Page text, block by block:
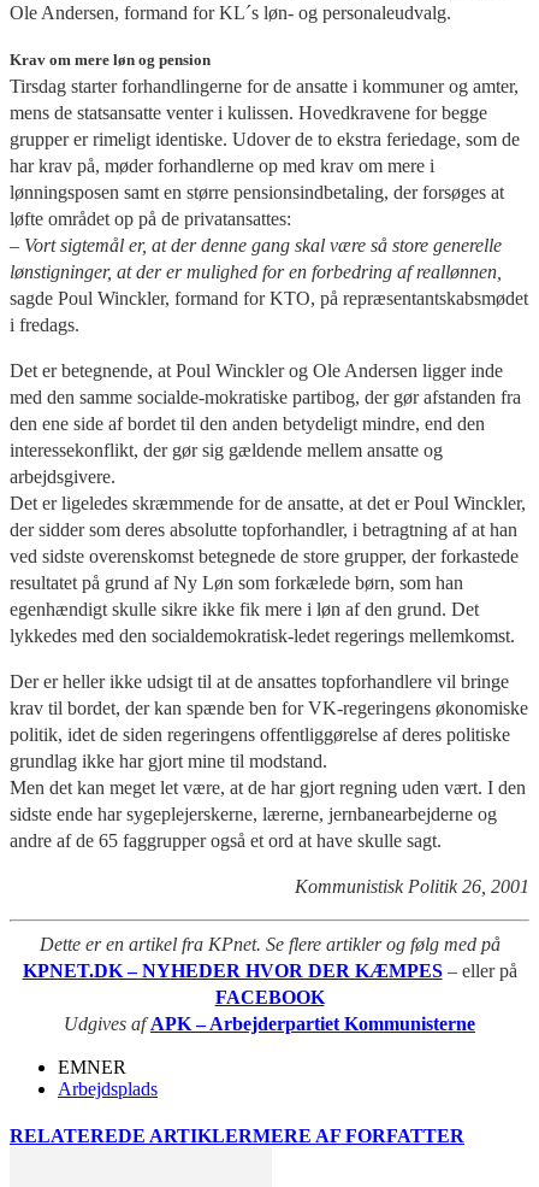
Ole Andersen, formand for KL´s løn- og personaleudvalg.
Krav om mere løn og pension
Tirsdag starter forhandlingerne for de ansatte i kommuner og amter,
mens de statsansatte venter i kulissen. Hovedkravene for begge
grupper er rimeligt identiske. Udover de to ekstra feriedage, som de
har krav på, møder forhandlerne op med krav om mere i
lønningsposen samt en større pensionsindbetaling, der forsøges at
løfte området op på de privatansattes:
– Vort sigtemål er, at der denne gang skal være så store generelle
lønstigninger, at der er mulighed for en forbedring af reallønnen,
sagde Poul Winckler, formand for KTO, på repræsentantskabsmødet
i fredags.
Det er betegnende, at Poul Winckler og Ole Andersen ligger inde
med den samme socialde-mokratiske partibog, der gør afstanden fra
den ene side af bordet til den anden betydeligt mindre, end den
interessekonflikt, der gør sig gældende mellem ansatte og
arbejdsgivere.
Det er ligeledes skræmmende for de ansatte, at det er Poul Winckler,
der sidder som deres absolutte topforhandler, i betragtning af at han
ved sidste overenskomst betegnede de store grupper, der forkastede
resultatet på grund af Ny Løn som forkælede børn, som han
egenhændigt skulle sikre ikke fik mere i løn af den grund. Det
lykkedes med den socialdemokratisk-ledet regerings mellemkomst.
Der er heller ikke udsigt til at de ansattes topforhandlere vil bringe
krav til bordet, der kan spænde ben for VK-regeringens økonomiske
politik, idet de siden regeringens offentliggørelse af deres politiske
grundlag ikke har gjort mine til modstand.
Men det kan meget let være, at de har gjort regning uden vært. I den
sidste ende har sygeplejerskerne, lærerne, jernbanearbejderne og
andre af de 65 faggrupper også et ord at have skulle sagt.
Kommunistisk Politik 26, 2001
Dette er en artikel fra KPnet. Se flere artikler og følg med på
KPNET.DK – NYHEDER HVOR DER KÆMPES – eller på
FACEBOOK
Udgives afAPK – Arbejderpartiet Kommunisterne
EMNER
Arbejdsplads
RELATEREDE ARTIKLERMERE AF FORFATTER